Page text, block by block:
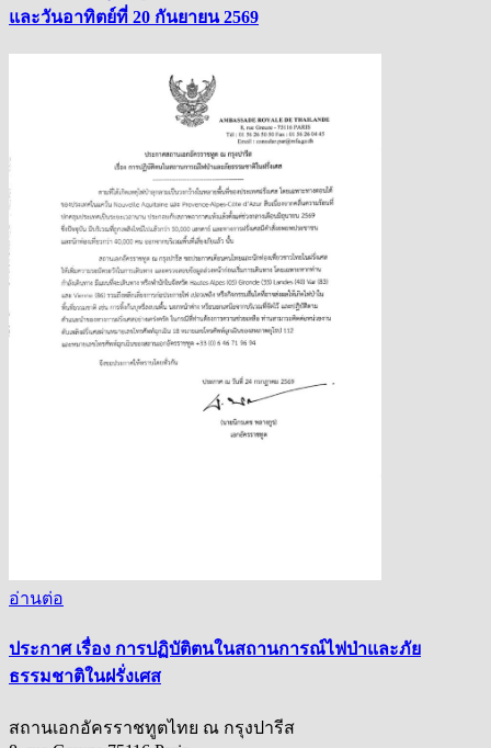
และวันอาทิตย์ที่ 20 กันยายน 2569
อ่านต่อ
ประกาศ เรื่อง การปฏิบัติตนในสถานการณ์ไฟป่าและภัย
ธรรมชาติในฝรั่งเศส
สถานเอกอัครราชทูตไทย ณ กรุงปารีส